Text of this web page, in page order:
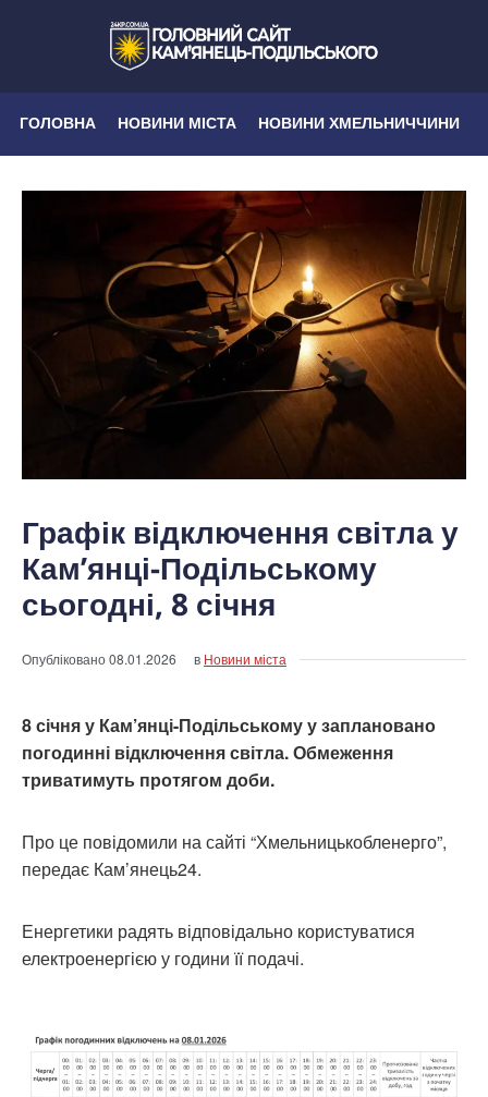
ГОЛОВНА НОВИНИ МІСТА НОВИНИ ХМЕЛЬНИЧЧИНИ
Графік відключення світла у
Кам’янці-Подільському
сьогодні, 8 січня
Опубліковано08.01.2026 в Новини міста
8 січня у Кам’янці-Подільському у заплановано
погодинні відключення світла. Обмеження
триватимуть протягом доби.
Про це повідомили на сайті “Хмельницькобленерго”,
передає Кам’янець24.
Енергетики радять відповідально користуватися
електроенергією у години її подачі.